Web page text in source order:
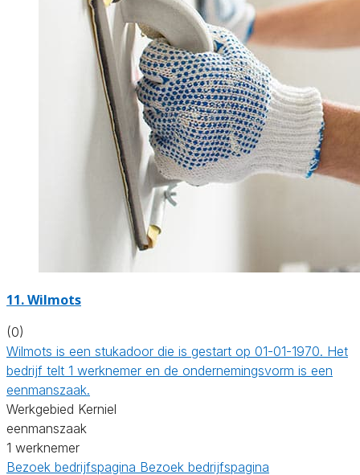
11. Wilmots
(0)
Wilmots is een stukadoor die is gestart op 01-01-1970. Het
bedrijf telt 1 werknemer en de ondernemingsvorm is een
eenmanszaak.
Werkgebied Kerniel
eenmanszaak
1 werknemer
Bezoek bedrijfspagina Bezoek bedrijfspagina